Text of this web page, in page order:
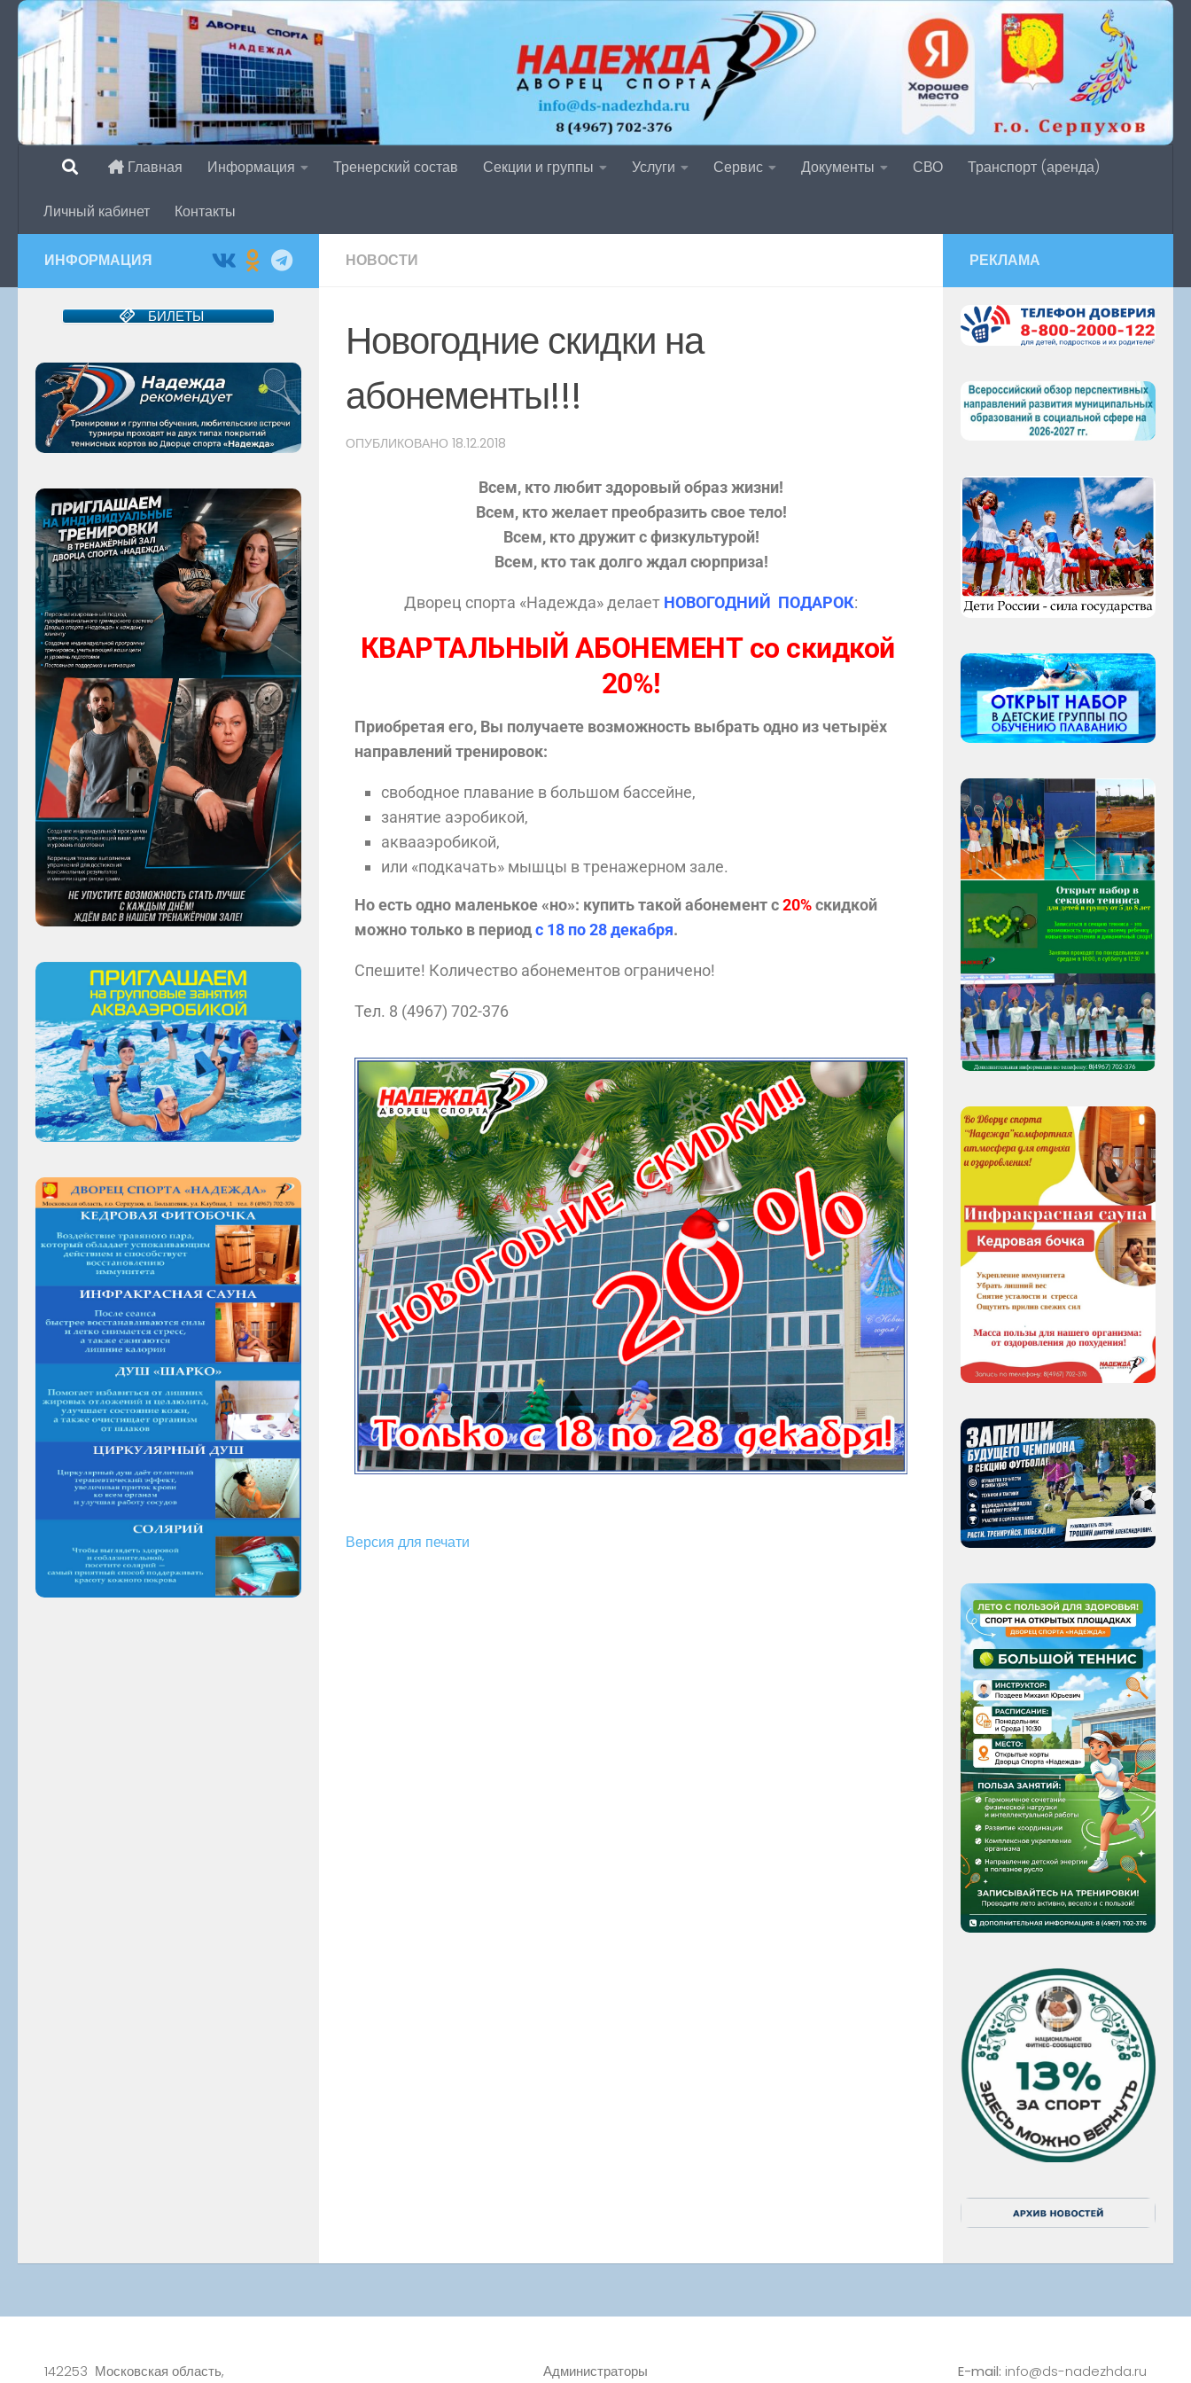
Перейти к содержимому
Главная Информация Тренерский состав Секции и группы Услуги Сервис Документы СВО Транспорт (аренда)
Личный кабинет Контакты
НОВОСТИ
Новогодние скидки на
абонементы!!!
ОПУБЛИКОВАНО 18.12.2018
Всем, кто любит здоровый образ жизни!
Всем, кто желает преобразить свое тело!
Всем, кто дружит с физкультурой!
Всем, кто так долго ждал сюрприза!
Дворец спорта «Надежда» делает НОВОГОДНИЙ ПОДАРОК:
КВАРТАЛЬНЫЙ АБОНЕМЕНТ со скидкой
20%!
Приобретая его, Вы получаете возможность выбрать одно из четырёх
направлений тренировок:
свободное плавание в большом бассейне,
занятие аэробикой,
аквааэробикой,
или «подкачать» мышцы в тренажерном зале.
Но есть одно маленькое «но»: купить такой абонемент с20%скидкой
можно только в периодс 18 по 28 декабря.
Спешите! Количество абонементов ограничено!
Тел. 8 (4967) 702-376
Версия для печати
ИНФОРМАЦИЯ
БИЛЕТЫ
РЕКЛАМА
142253 Московская область, Администраторы E-mail: info@ds-nadezhda.ru